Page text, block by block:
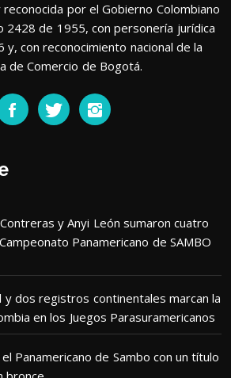
por el Gobierno Colombiano
2428 de 1955, con personería jurídica
y, con reconocimiento nacional de la
de Comercio de Bogotá.
y Anyi León sumaron cuatro
Panamericano de SAMBO
y dos registros continentales marcan la
en los Juegos Parasuramericanos
Panamericano de Sambo con un título